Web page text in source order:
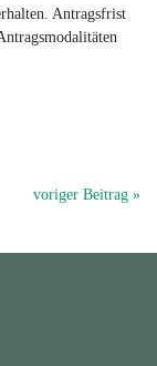
Antragsfrist
voriger Beitrag »